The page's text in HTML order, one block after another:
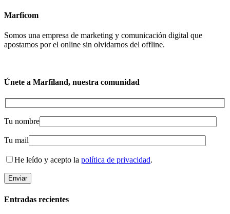
Marficom
Somos una empresa de marketing y comunicación digital que
apostamos por el online sin olvidarnos del offline.
Únete a Marfiland, nuestra comunidad
Tu nombre
Tu mail
He leído y acepto la política de privacidad.
Entradas recientes